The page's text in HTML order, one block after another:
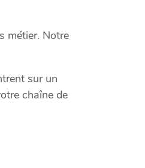
métier. Notre
sur un
chaîne de